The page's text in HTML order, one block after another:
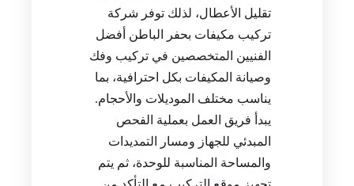
تقليل الأعطال، لذلك توفر شركة
تركيب مكيفات بحفر الباطن أفضل
الفنيين المتخصصين في تركيب وفك
وصيانة المكيفات بكل احترافية، بما
يناسب مختلف الموديلات والأحجام.
يبدأ فريق العمل بعملية الفحص
المبدئي للجهاز ومسار التمديدات
والمساحة المناسبة للوحدة، ثم يتم